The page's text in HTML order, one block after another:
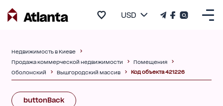
USD
Недвижимость в Киеве
Продажа коммерческой недвижимости
Помещения
Оболонский
Вышгородский массив Код объекта 421226
buttonBack